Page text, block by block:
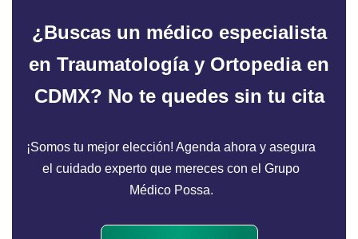
¿Buscas un médico especialista
en Traumatología y Ortopedia en
CDMX? No te quedes sin tu cita
¡Somos tu mejor elección! Agenda ahora y asegura
el cuidado experto que mereces con el Grupo
Médico Possa.